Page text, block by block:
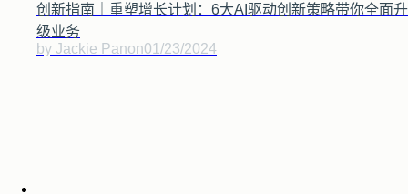
创新指南｜重塑增长计划：6大AI驱动创新策略带你全面升
级业务
by Jackie Panon01/23/2024